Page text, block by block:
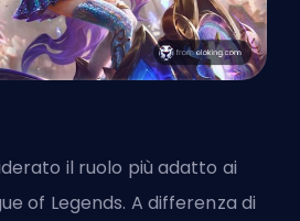
il ruolo più adatto ai
of Legends. A differenza di